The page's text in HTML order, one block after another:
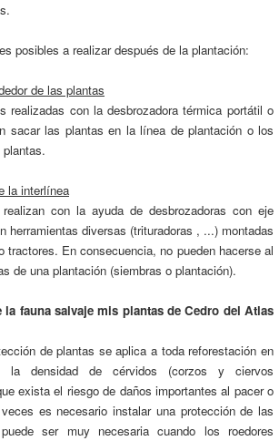
posibles a realizar después de la plantación:
de las plantas
realizadas con la desbrozadora térmica portátil o
sacar las plantas en la línea de plantación o los
la interlínea
con la ayuda de desbrozadoras con eje
herramientas diversas (trituradoras , ...) montadas
tractores. En consecuencia, no pueden hacerse al
de una plantación (siembras o plantación).
la fauna salvaje mis plantas de Cedro del Atlas
de plantas se aplica a toda reforestación en
la densidad de cérvidos (corzos y ciervos
exista el riesgo de daños importantes al pacer o
es necesario instalar una protección de las
ser muy necesaria cuando los roedores